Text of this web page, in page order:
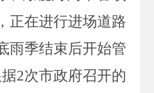
正在进行进场道路
雨季结束后开始管
2次市政府召开的